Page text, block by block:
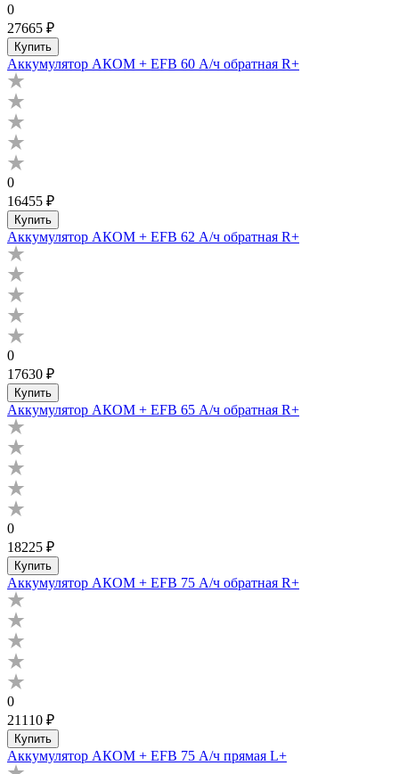
0
27665 ₽
Купить
Аккумулятор АКОМ + EFB 60 А/ч обратная R+
0
16455 ₽
Купить
Аккумулятор АКОМ + EFB 62 А/ч обратная R+
0
17630 ₽
Купить
Аккумулятор АКОМ + EFB 65 А/ч обратная R+
0
18225 ₽
Купить
Аккумулятор АКОМ + EFB 75 А/ч обратная R+
0
21110 ₽
Купить
Аккумулятор АКОМ + EFB 75 А/ч прямая L+